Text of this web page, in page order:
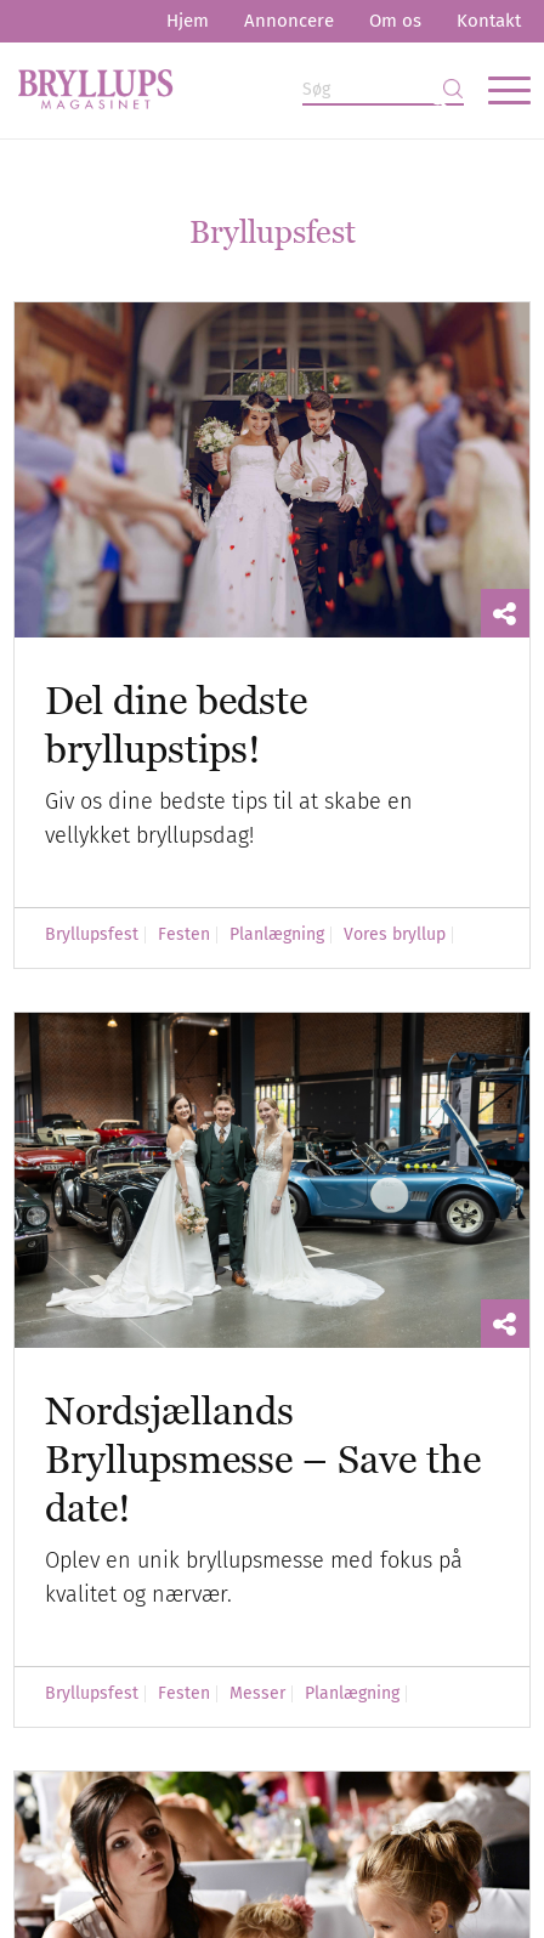
Hjem Annoncere Om os Kontakt
Bryllupsfest
Del dine bedste
bryllupstips!
Giv os dine bedste tips til at skabe en
vellykket bryllupsdag!
Bryllupsfest Festen Planlægning Vores bryllup
Nordsjællands
Bryllupsmesse – Save the
date!
Oplev en unik bryllupsmesse med fokus på
kvalitet og nærvær.
Bryllupsfest Festen Messer Planlægning